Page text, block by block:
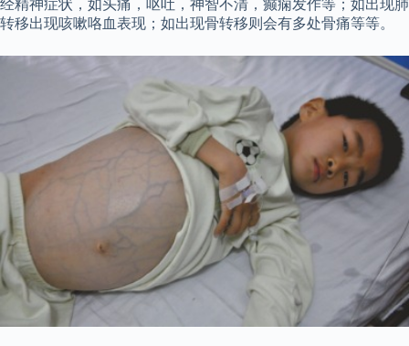
经精神症状，如头痛，呕吐，神智不清，癫痫发作等；如出现肺
转移出现咳嗽咯血表现；如出现骨转移则会有多处骨痛等等。